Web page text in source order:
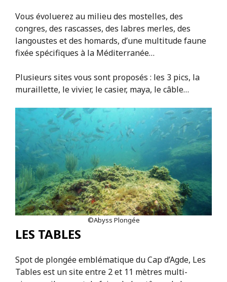
Vous évoluerez au milieu des mostelles, des
congres, des rascasses, des labres merles, des
langoustes et des homards, d’une multitude faune
fixée spécifiques à la Méditerranée…
Plusieurs sites vous sont proposés : les 3 pics, la
muraillette, le vivier, le casier, maya, le câble…
©Abyss Plongée
LES TABLES
Spot de plongée emblématique du Cap d’Agde, Les
Tables est un site entre 2 et 11 mètres multi-